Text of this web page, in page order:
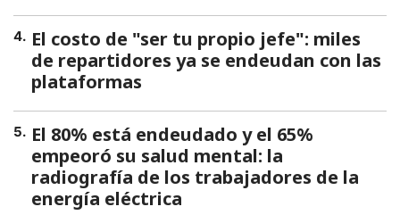
4. El costo de "ser tu propio jefe": miles
de repartidores ya se endeudan con las
plataformas
5. El 80% está endeudado y el 65%
empeoró su salud mental: la
radiografía de los trabajadores de la
energía eléctrica